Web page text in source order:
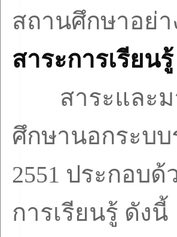
สถานศึกษาอย่า
สาระการเรียนรู้
สาระและ
ศึกษานอกระบ
2551 ประกอบด้
การเรียนรู้ ดังนี้